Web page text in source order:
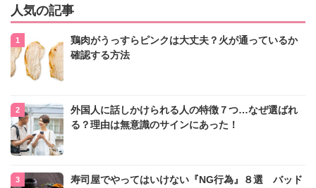
人気の記事
鶏肉がうっすらピンクは大丈夫？火が通っているか
確認する方法
外国人に話しかけられる人の特徴７つ…なぜ選ばれ
る？理由は無意識のサインにあった！
寿司屋でやってはいけない『NG行為』８選 バッド